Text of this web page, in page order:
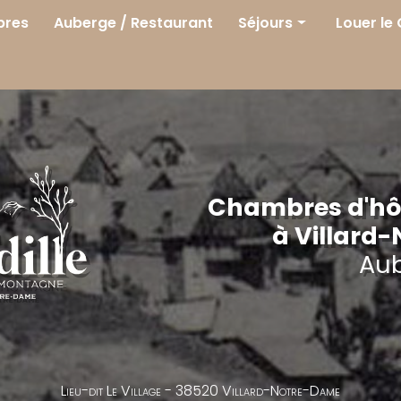
Auberge / Restaurant Séjours
Printemps
Automne
Hiver
Louer le
Chambres
à Villard-
Lieu-dit Le Village - 38520 Villard-Notre-Dame